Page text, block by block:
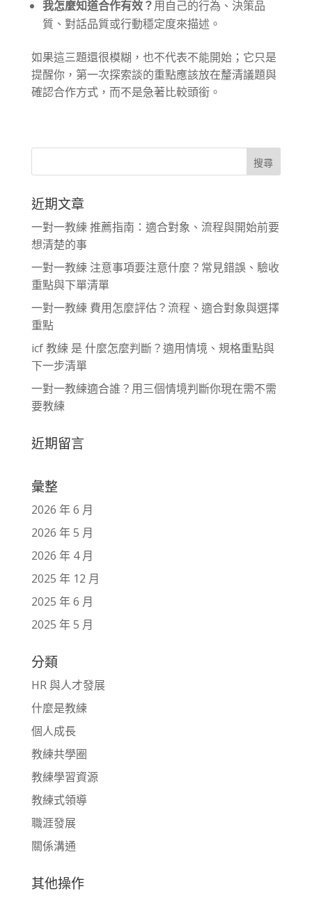
我怎麼知道合作有效？用自己的行為、決策品
質、對話品質或行動穩定度來描述。
如果這三題還很模糊，也不代表不能開始；它只是
提醒你，第一次探索談的重點應該放在釐清議題與
確認合作方式，而不是急著比較頭銜。
近期文章
一對一教練 推薦指南：適合對象、流程與開始前要
想清楚的事
一對一教練 注意事項要注意什麼？常見錯誤、驗收
重點與下單清單
一對一教練 費用怎麼評估？流程、適合對象與選擇
重點
icf 教練 是 什麼怎麼判斷？適用情境、規格重點與
下一步清單
一對一教練適合誰？用三個情境判斷你現在需不需
要教練
近期留言
彙整
2026 年 6 月
2026 年 5 月
2026 年 4 月
2025 年 12 月
2025 年 6 月
2025 年 5 月
分類
HR 與人才發展
什麼是教練
個人成長
教練共學圈
教練學習資源
教練式領導
職涯發展
關係溝通
其他操作